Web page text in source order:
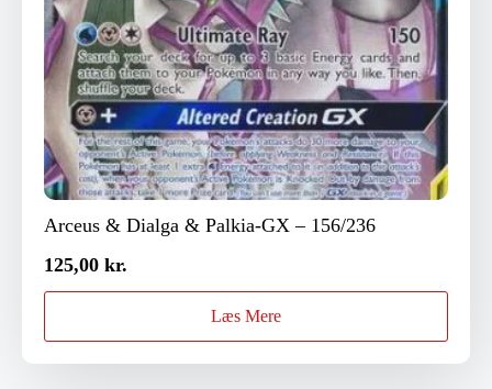
Arceus & Dialga & Palkia-GX – 156/236
125,00 kr.
Læs Mere